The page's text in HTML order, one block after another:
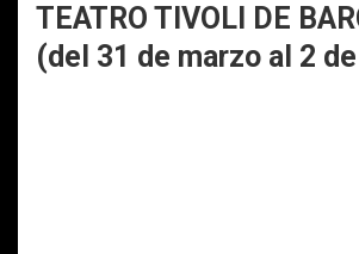
TEATRO TIVOLI DE
(del 31 de marzo al 2